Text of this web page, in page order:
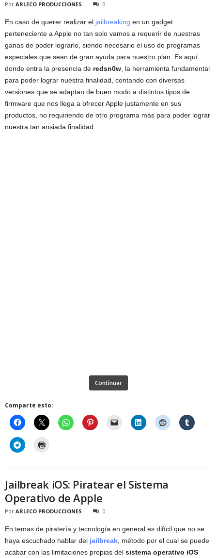
Por ARLECO PRODUCCIONES 0
En caso de querer realizar el jailbreaking en un gadget
perteneciente a Apple no tan solo vamos a requerir de nuestras
ganas de poder lograrlo, siendo necesario el uso de programas
especiales que sean de gran ayuda para nuestro plan. Es aquí
donde entra la presencia de redsn0w , la herramienta fundamental
para poder lograr nuestra finalidad, contando con diversas
versiones que se adaptan de buen modo a distintos tipos de
firmware que nos llega a ofrecer Apple justamente en sus
productos, no requiriendo de otro programa más para poder lograr
nuestra tan ansiada finalidad.
Continuar
Comparte esto:
Jailbreak iOS: Piratear el Sistema
Operativo de Apple
Por ARLECO PRODUCCIONES 0
En temas de piratería y tecnología en general es difícil que no se
haya escuchado hablar del jailbreak , método por el cual se puede
acabar con las limitaciones propias del sistema operativo iOS